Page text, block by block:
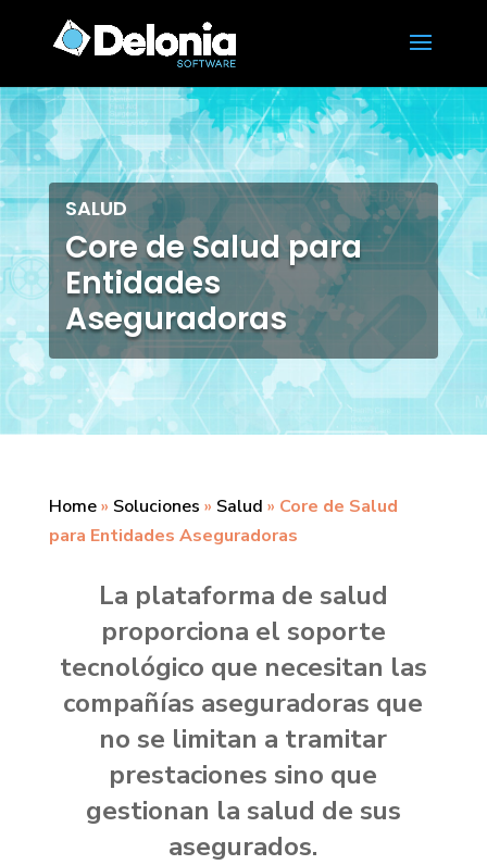
SALUD
Core de Salud para
Entidades
Aseguradoras
Home» Soluciones » Salud » Core de Salud
para Entidades Aseguradoras
La plataforma de salud
proporciona el soporte
tecnológico que necesitan las
compañías aseguradoras que
no se limitan a tramitar
prestaciones sino que
gestionan la salud de sus
asegurados.